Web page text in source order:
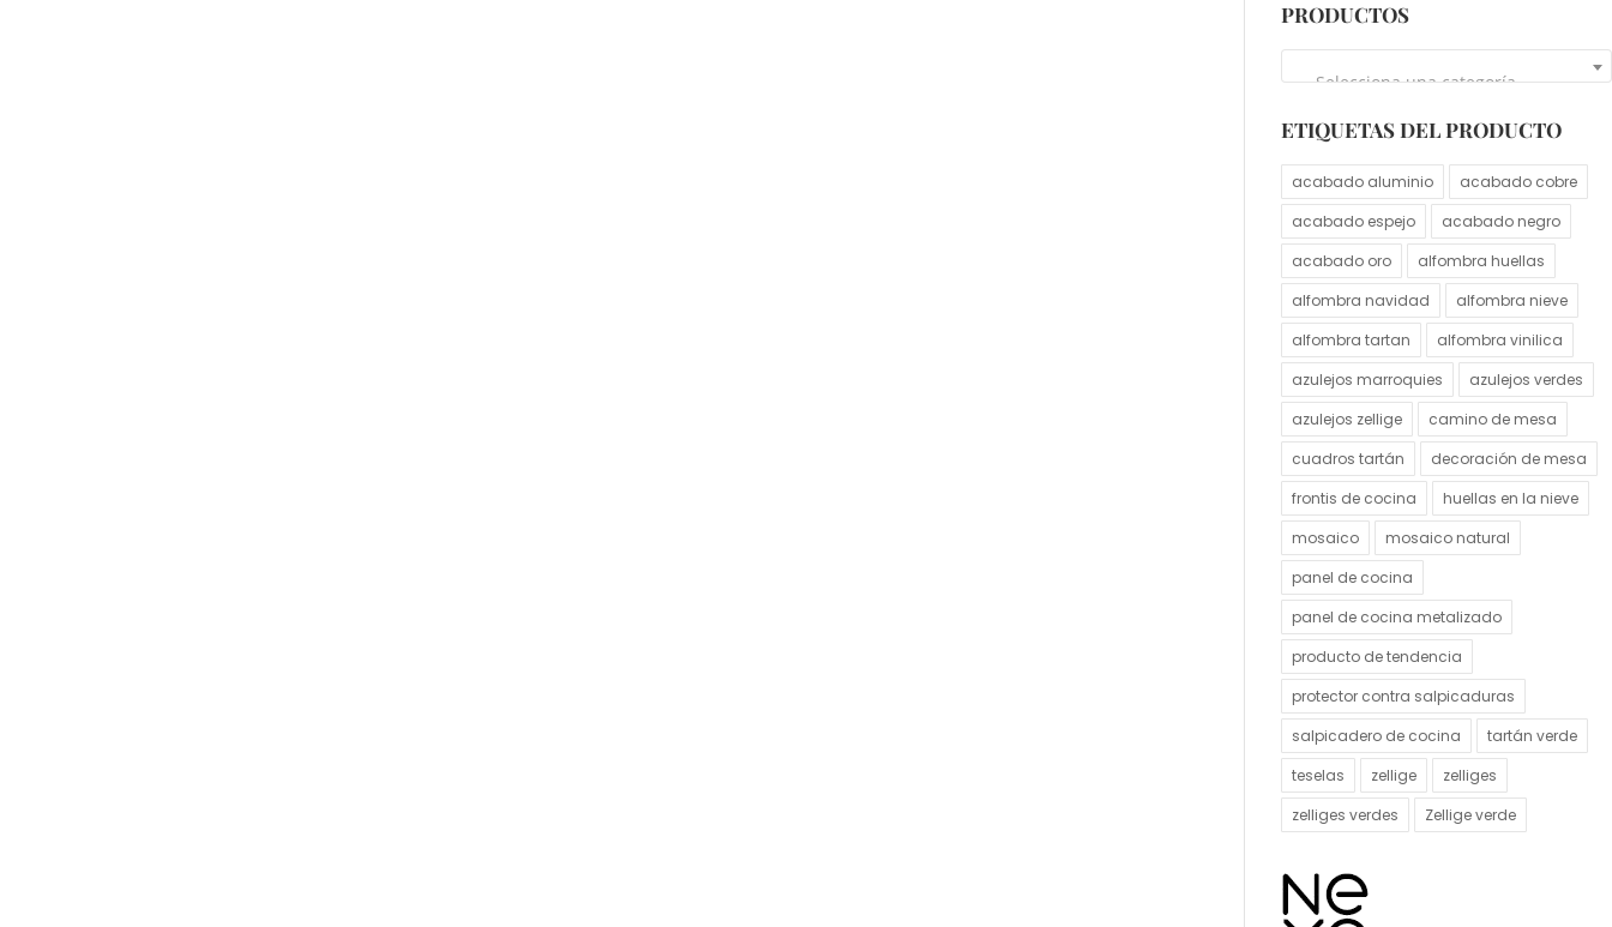
PRODUCTOS
Selecciona una categoría
ETIQUETAS DEL PRODUCTO
acabado aluminio
acabado cobre
acabado espejo
acabado negro
acabado oro
alfombra huellas
alfombra navidad
alfombra nieve
alfombra tartan
alfombra vinilica
azulejos marroquies
azulejos verdes
azulejos zellige
camino de mesa
cuadros tartán
decoración de mesa
frontis de cocina
huellas en la nieve
mosaico
mosaico natural
panel de cocina
panel de cocina metalizado
producto de tendencia
protector contra salpicaduras
salpicadero de cocina
tartán verde
teselas
zellige
zelliges
zelliges verdes
Zellige verde